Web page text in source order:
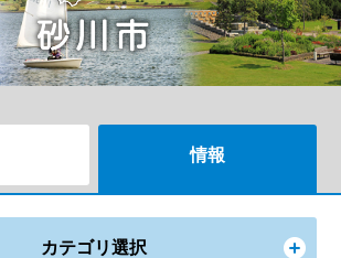
情報
カテゴリ選択